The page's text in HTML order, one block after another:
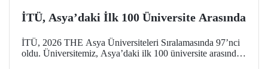
İTÜ, Asya’daki İlk 100 Üniversite Arasında
İTÜ, 2026 THE Asya Üniversiteleri Sıralamasında 97’nci
oldu. Üniversitemiz, Asya’daki ilk 100 üniversite arasında